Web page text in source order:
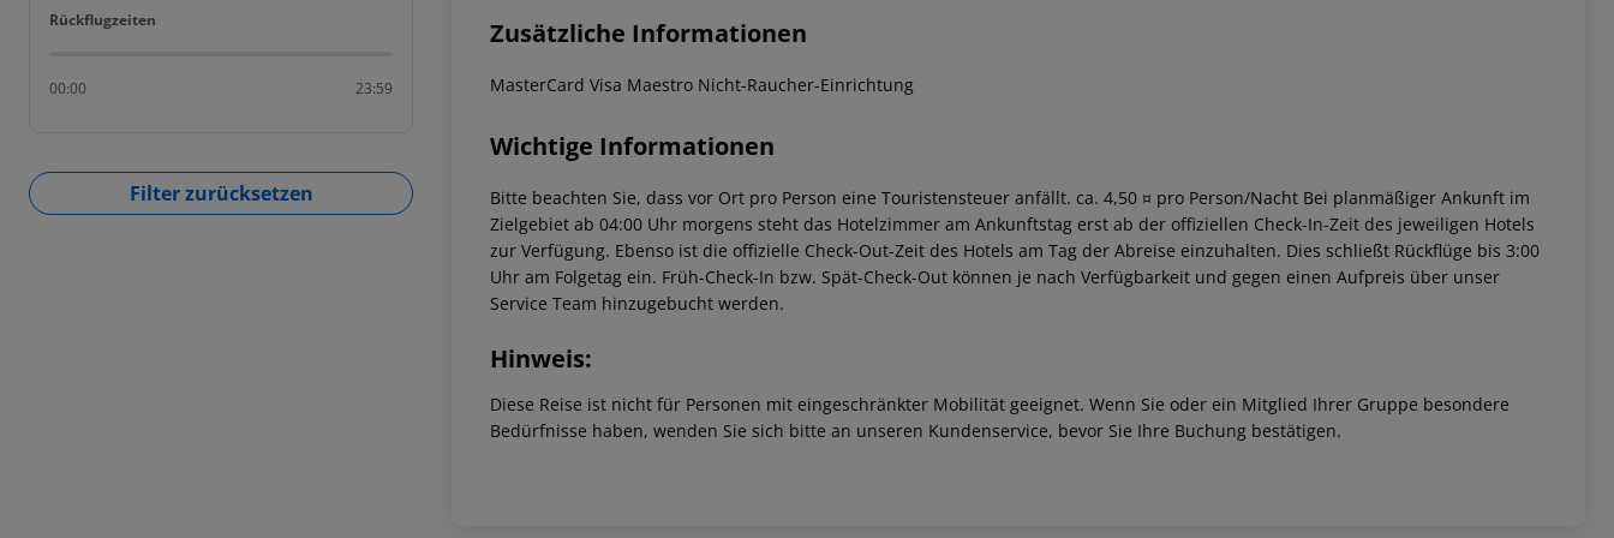
Rückflugzeiten
Rückflugzeiten
00:00 23:59
Filter zurücksetzen
Zusätzliche Informationen
MasterCard Visa Maestro Nicht-Raucher-Einrichtung
Wichtige Informationen
Bitte beachten Sie, dass vor Ort pro Person eine Touristensteuer anfällt. ca. 4,50 ¤ pro Person/Nacht Bei planmäßiger Ankunft im
Zielgebiet ab 04:00 Uhr morgens steht das Hotelzimmer am Ankunftstag erst ab der offiziellen Check-In-Zeit des jeweiligen Hotels
zur Verfügung. Ebenso ist die offizielle Check-Out-Zeit des Hotels am Tag der Abreise einzuhalten. Dies schließt Rückflüge bis 3:00
Uhr am Folgetag ein. Früh-Check-In bzw. Spät-Check-Out können je nach Verfügbarkeit und gegen einen Aufpreis über unser
Service Team hinzugebucht werden.
Hinweis:
Diese Reise ist nicht für Personen mit eingeschränkter Mobilität geeignet. Wenn Sie oder ein Mitglied Ihrer Gruppe besondere
Bedürfnisse haben, wenden Sie sich bitte an unseren Kundenservice, bevor Sie Ihre Buchung bestätigen.